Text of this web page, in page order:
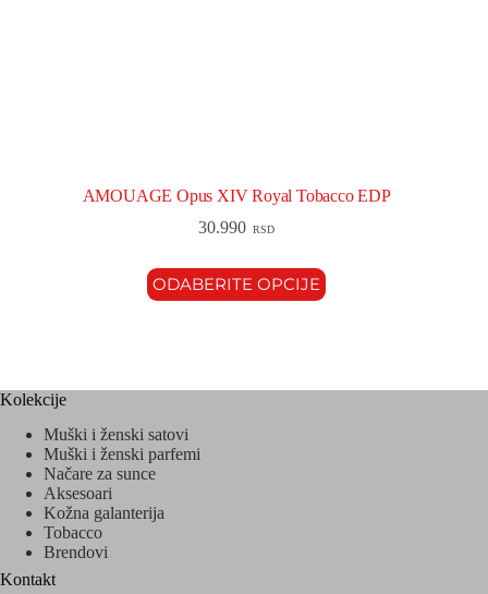
AMOUAGE Opus XIV Royal Tobacco EDP
30.990 RSD
ODABERITE OPCIJE
Kolekcije
Muški i ženski satovi
Muški i ženski parfemi
Načare za sunce
Aksesoari
Kožna galanterija
Tobacco
Brendovi
Kontakt